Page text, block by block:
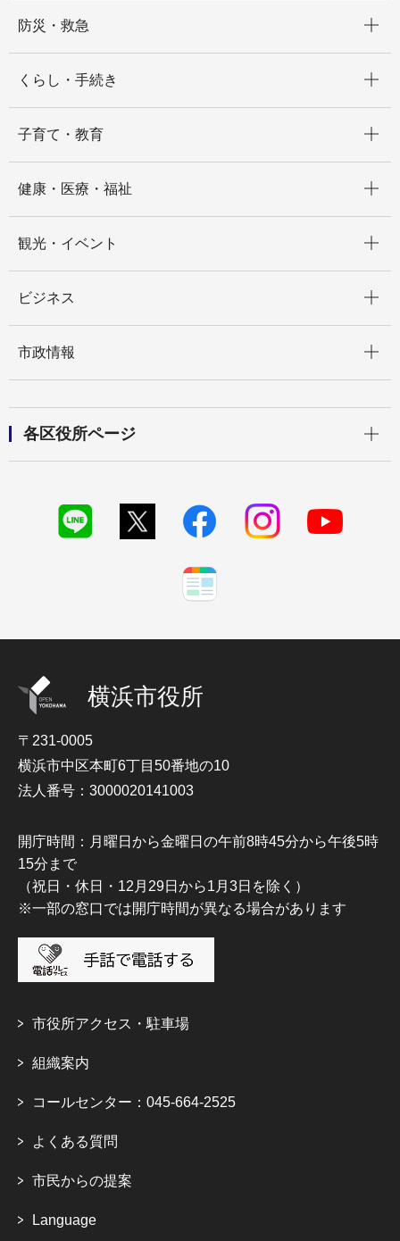
防災・救急
くらし・手続き
子育て・教育
健康・医療・福祉
観光・イベント
ビジネス
市政情報
各区役所ページ
横浜市役所
〒231-0005
横浜市中区本町6丁目50番地の10
法人番号：3000020141003
開庁時間：月曜日から金曜日の午前8時45分から午後5時
15分まで
（祝日・休日・12月29日から1月3日を除く）
※一部の窓口では開庁時間が異なる場合があります
市役所アクセス・駐車場
組織案内
コールセンター：045-664-2525
よくある質問
市民からの提案
Language